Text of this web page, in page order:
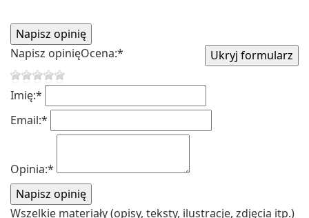
Napisz opinięOcena:*
Imię:*
Email:*
Opinia:*
Wszelkie materiały (opisy, teksty, ilustracje, zdjęcia itp.)